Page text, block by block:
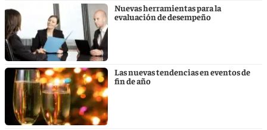
Nuevas herramientas para la
evaluación de desempeño
Las nuevas tendencias en eventos de
fin de año